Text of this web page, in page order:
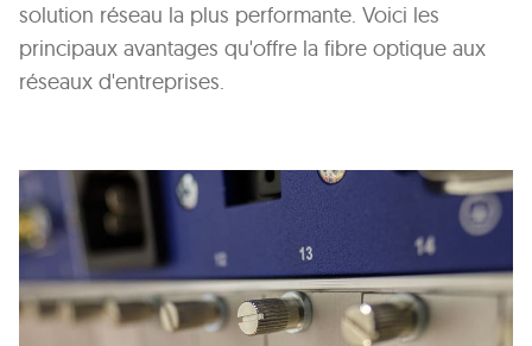
solution réseau la plus performante. Voici les
principaux avantages qu'offre la fibre optique aux
réseaux d'entreprises.